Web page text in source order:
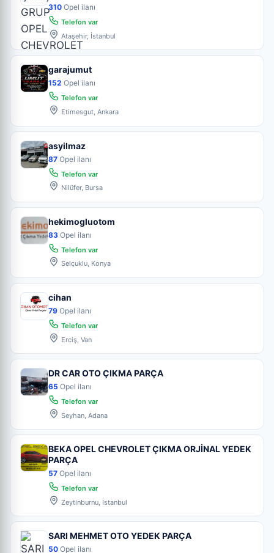
310 Opel ilanı
Telefon var
Ataşehir, İstanbul
garajumut
152 Opel ilanı
Telefon var
Etimesgut, Ankara
asyilmaz
87 Opel ilanı
Telefon var
Nilüfer, Bursa
hekimogluotom
83 Opel ilanı
Telefon var
Selçuklu, Konya
cihan
79 Opel ilanı
Telefon var
Erciş, Van
DR CAR OTO ÇIKMA PARÇA
65 Opel ilanı
Telefon var
Seyhan, Adana
BEKA OPEL CHEVROLET ÇIKMA ORJİNAL YEDEK
PARÇA
57 Opel ilanı
Telefon var
Zeytinburnu, İstanbul
SARI MEHMET OTO YEDEK PARÇA
50 Opel ilanı